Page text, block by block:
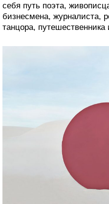
себя путь поэта,
бизнесмена, журналиста,
танцора,